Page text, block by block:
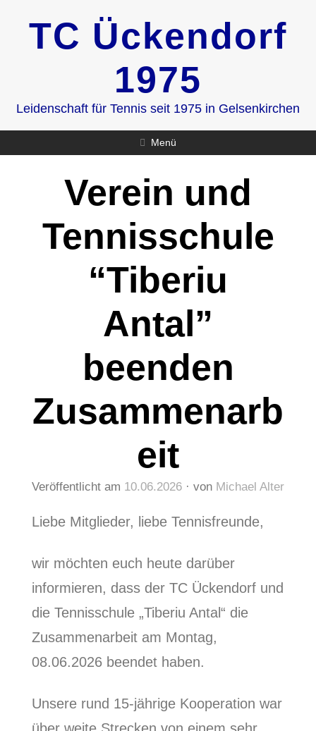
TC Ückendorf
1975
Leidenschaft für Tennis seit 1975 in Gelsenkirchen
Menü
Verein und
Tennisschule
“Tiberiu
Antal”
beenden
Zusammenarb
eit
Veröffentlicht am 10.06.2026 von Michael Alter
Liebe Mitglieder, liebe Tennisfreunde,
wir möchten euch heute darüber
informieren, dass der TC Ückendorf und
die Tennisschule „Tiberiu Antal“ die
Zusammenarbeit am Montag,
08.06.2026 beendet haben.
Unsere rund 15-jährige Kooperation war